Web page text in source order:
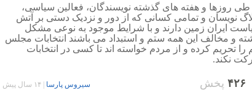
طی روزها و هفته های گذشته نویسندگان، فعالین سیاسی،
نویسان و تمامی کسانی که از دور و نزدیک دستی بر آتش
ایران زمین دارند و با شرایط موجود به نوعی مشکل
و مخالف این همه ستم و استبداد می باشند انتخابات مجلس
را تحریم کرده و از مردم خواسته اند تا کسی در انتخابات
نکند.
۴۲۶ پخش سیروس پارسا ۱۴ سال پیش